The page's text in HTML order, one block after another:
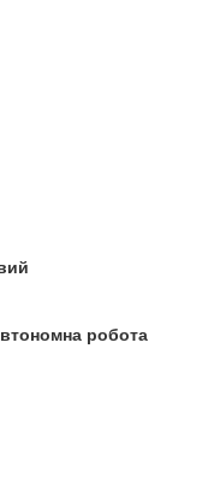
робота